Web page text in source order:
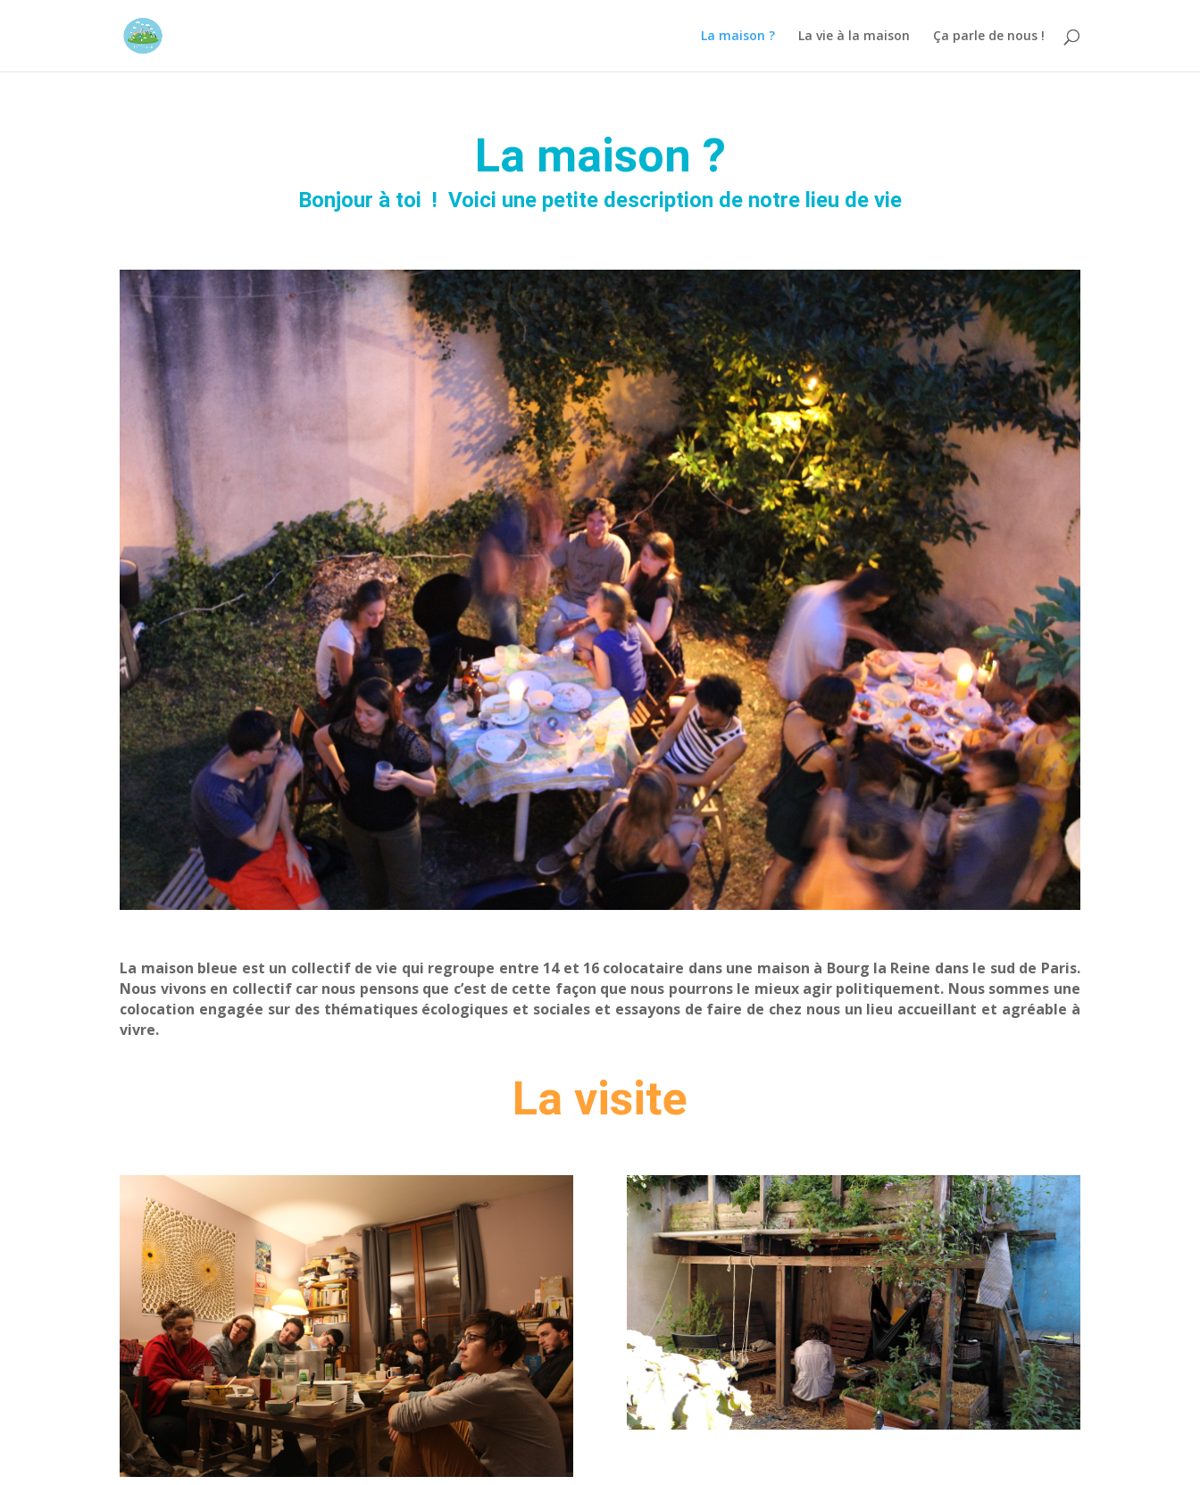
La maison ? La vie à la maison Ça parle de nous !
La maison ?
Bonjour à toi ! Voici une petite description de notre lieu de vie
La maison bleue est un collectif de vie qui regroupe entre 14 et 16 colocataire dans une maison à Bourg la Reine dans le sud de Paris.
Nous vivons en collectif car nous pensons que c’est de cette façon que nous pourrons le mieux agir politiquement. Nous sommes une
colocation engagée sur des thématiques écologiques et sociales et essayons de faire de chez nous un lieu accueillant et agréable à
vivre.
La visite